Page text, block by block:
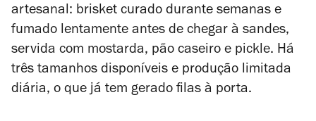
artesanal: brisket curado durante semanas e
fumado lentamente antes de chegar à sandes,
servida com mostarda, pão caseiro e pickle. Há
três tamanhos disponíveis e produção limitada
diária, o que já tem gerado filas à porta.